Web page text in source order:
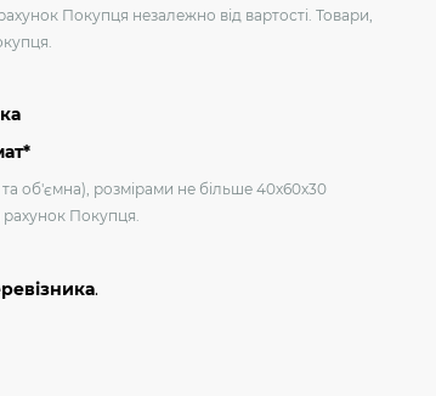
Покупця незалежно від вартості. Товари,
об'ємна), розмірами не більше 40х60х30
рахунок Покупця.
.